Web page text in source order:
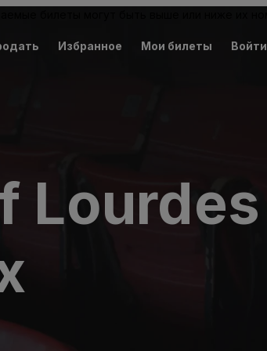
Избранное Мои билеты Войти
Lourdes